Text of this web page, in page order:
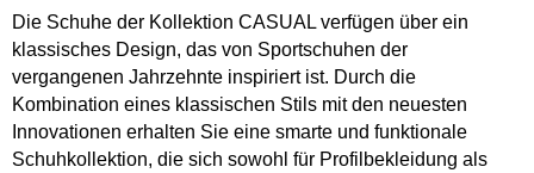
Die Schuhe der Kollektion CASUAL verfügen über ein
klassisches Design, das von Sportschuhen der
vergangenen Jahrzehnte inspiriert ist. Durch die
Kombination eines klassischen Stils mit den neuesten
Innovationen erhalten Sie eine smarte und funktionale
Schuhkollektion, die sich sowohl für Profilbekleidung als